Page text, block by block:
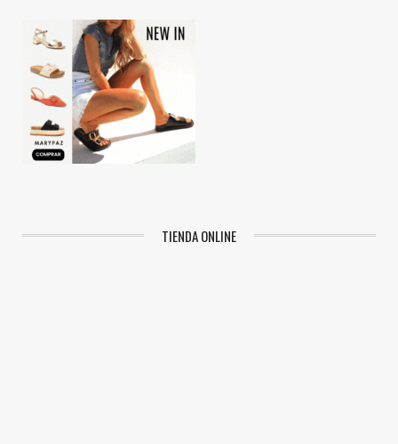
TIENDA ONLINE